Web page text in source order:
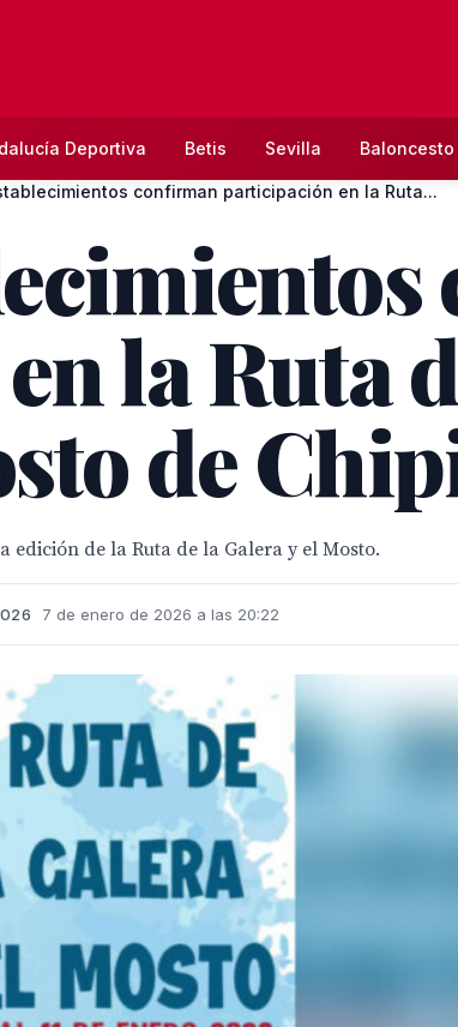
Deportiva Betis Sevilla Baloncesto
confirman participación en la Ruta...
la Ruta
de
de la Ruta de la Galera y el Mosto.
7 de enero de 2026 a las 20:22